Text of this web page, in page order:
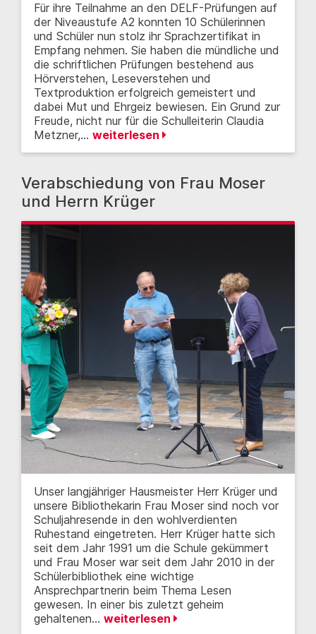
Für ihre Teilnahme an den DELF-Prüfungen auf
der Niveaustufe A2 konnten 10 Schülerinnen
und Schüler nun stolz ihr Sprachzertifikat in
Empfang nehmen. Sie haben die mündliche und
die schriftlichen Prüfungen bestehend aus
Hörverstehen, Leseverstehen und
Textproduktion erfolgreich gemeistert und
dabei Mut und Ehrgeiz bewiesen. Ein Grund zur
Freude, nicht nur für die Schulleiterin Claudia
Metzner,… weiterlesen
Verabschiedung von Frau Moser
und Herrn Krüger
Unser langjähriger Hausmeister Herr Krüger und
unsere Bibliothekarin Frau Moser sind noch vor
Schuljahresende in den wohlverdienten
Ruhestand eingetreten. Herr Krüger hatte sich
seit dem Jahr 1991 um die Schule gekümmert
und Frau Moser war seit dem Jahr 2010 in der
Schülerbibliothek eine wichtige
Ansprechpartnerin beim Thema Lesen
gewesen. In einer bis zuletzt geheim
gehaltenen… weiterlesen